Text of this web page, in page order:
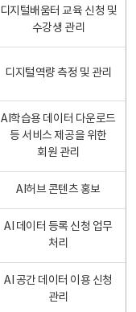
디지털배움터 교육 신청 및
수강생 관리
디지털역량 측정 및 관리
AI학습용 데이터 다운로드
등 서비스 제공을 위한
회원 관리
AI허브 콘텐츠 홍보
AI 데이터 등록 신청 업무
처리
AI 공간 데이터 이용 신청
관리